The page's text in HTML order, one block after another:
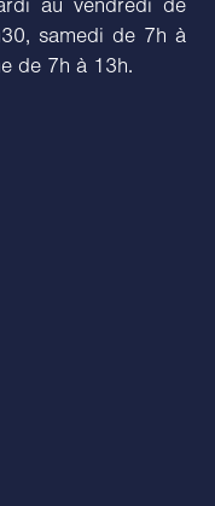
au vendredi de
samedi de 7h à
de 7h à 13h.